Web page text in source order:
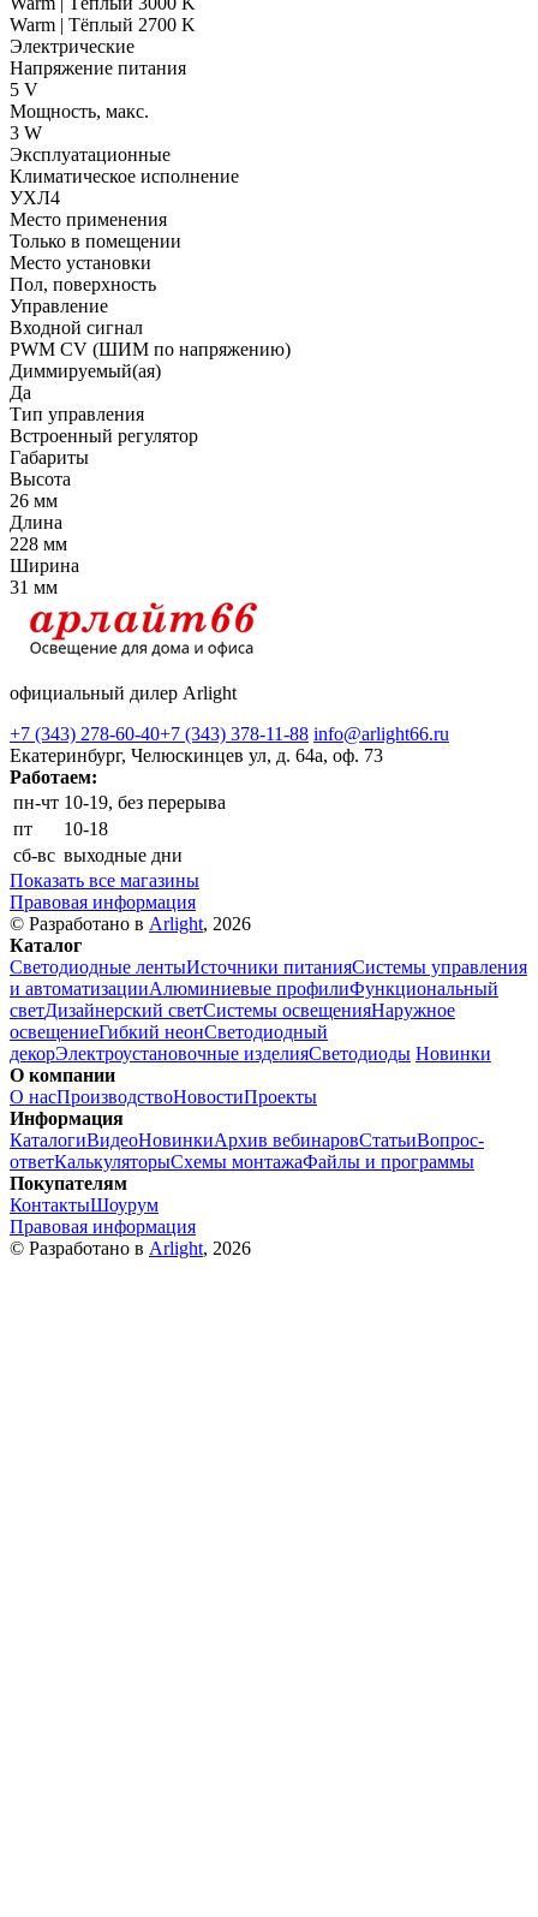
Warm | Тёплый 2700 K
Электрические
Напряжение питания
5 V
Мощность, макс.
3 W
Эксплуатационные
Климатическое исполнение
УХЛ4
Место применения
Только в помещении
Место установки
Пол, поверхность
Управление
Входной сигнал
PWM СV (ШИМ по напряжению)
Диммируемый(ая)
Да
Тип управления
Встроенный регулятор
Габариты
Высота
26 мм
Длина
228 мм
Ширина
31 мм
официальный дилер Arlight
+7 (343) 278-60-40+7 (343) 378-11-88 info@arlight66.ru
Екатеринбург, Челюскинцев ул, д. 64а, оф. 73
Работаем:
пн-чт 10-19, без перерыва
пт
10-18
сб-вс выходные дни
Показать все магазины
Правовая информация
© Разработано в Arlight, 2026
Каталог
Светодиодные лентыИсточники питанияСистемы управления
и автоматизацииАлюминиевые профилиФункциональный
светДизайнерский светСистемы освещенияНаружное
освещениеГибкий неонСветодиодный
декорЭлектроустановочные изделияСветодиоды Новинки
О компании
О насПроизводствоНовостиПроекты
Информация
КаталогиВидеоНовинкиАрхив вебинаровСтатьиВопрос-
ответКалькуляторыСхемы монтажаФайлы и программы
Покупателям
КонтактыШоурум
Правовая информация
© Разработано в Arlight, 2026